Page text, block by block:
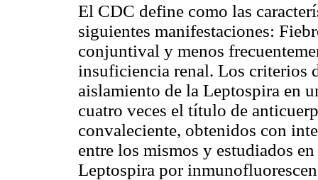
El CDC define como las
siguientes manifestaciones:
conjuntival y menos
insuficiencia renal. Los criterios
aislamiento de la Leptospira en
cuatro veces el título de
convaleciente, obtenidos con
entre los mismos y estudiados
Leptospira por